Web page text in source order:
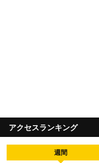
アクセスランキング
週間